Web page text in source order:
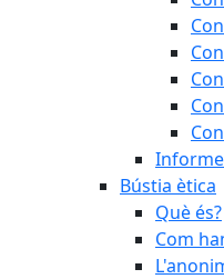
Bústia ètica
Què és?
Com